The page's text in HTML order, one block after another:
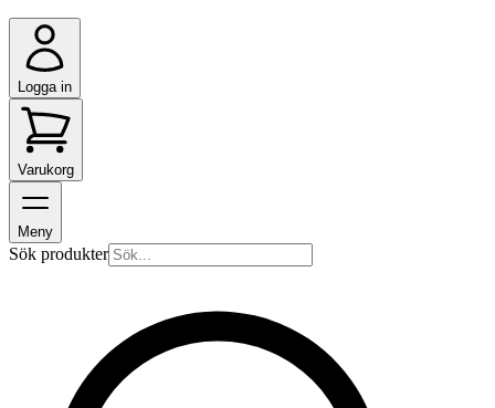
Logga in
Varukorg
Meny
Sök produkter